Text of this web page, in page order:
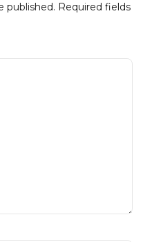
published. Required fields